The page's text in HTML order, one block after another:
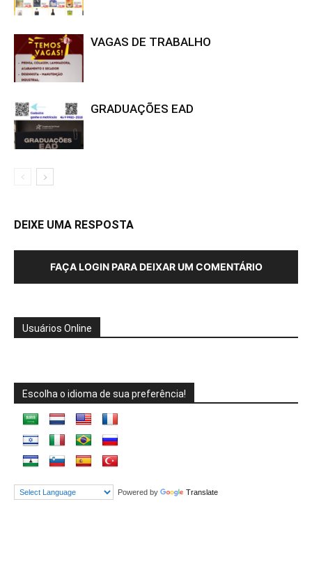
VAGAS DE TRABALHO
GRADUAÇÕES EAD
DEIXE UMA RESPOSTA
FAÇA LOGIN PARA DEIXAR UM COMENTÁRIO
Usuários Online
Escolha o idioma de sua preferência!
Powered by Translate